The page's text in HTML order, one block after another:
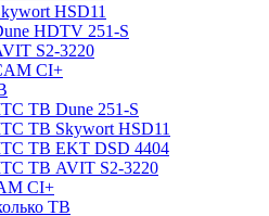
HSD11
HDTV 251-S
S2-3220
CI+
ТВ Dune 251-S
ТВ Skywort HSD11
ТВ EKT DSD 4404
ТВ AVIT S2-3220
CI+
ТВ